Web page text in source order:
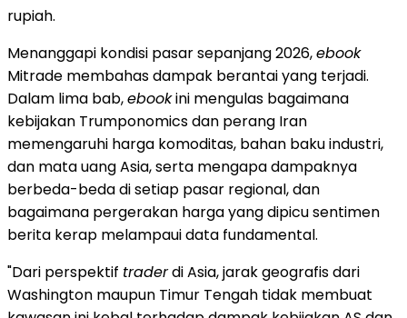
rupiah.
Menanggapi kondisi pasar sepanjang 2026,ebook
Mitrade membahas dampak berantai yang terjadi.
Dalam lima bab,ebookini mengulas bagaimana
kebijakan Trumponomics dan perang Iran
memengaruhi harga komoditas, bahan baku industri,
dan mata uang Asia, serta mengapa dampaknya
berbeda-beda di setiap pasar regional, dan
bagaimana pergerakan harga yang dipicu sentimen
berita kerap melampaui data fundamental.
"Dari perspektif traderdi Asia, jarak geografis dari
Washington maupun Timur Tengah tidak membuat